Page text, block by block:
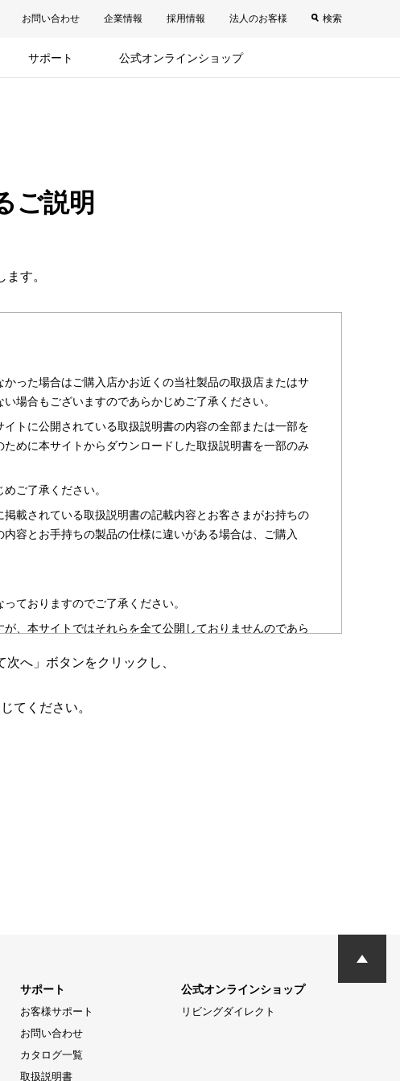
お問い合わせ 企業情報 採用情報 法人のお客様 検索
サポート 公式オンラインショップ
ご説明
す。
った場合はご購入店かお近くの当社製品の取扱店またはサ
場合もございますのであらかじめご了承ください。
トに公開されている取扱説明書の内容の全部または一部を
めに本サイトからダウンロードした取扱説明書を一部のみ
ご了承ください。
載されている取扱説明書の記載内容とお客さまがお持ちの
容とお手持ちの製品の仕様に違いがある場合は、ご購入
ておりますのでご了承ください。
、本サイトではそれらを全て公開しておりませんのであら
へ」ボタンをクリックし、
てください。
サポート
お客様サポート
お問い合わせ
カタログ一覧
取扱説明書
公式オンラインショップ
リビングダイレクト